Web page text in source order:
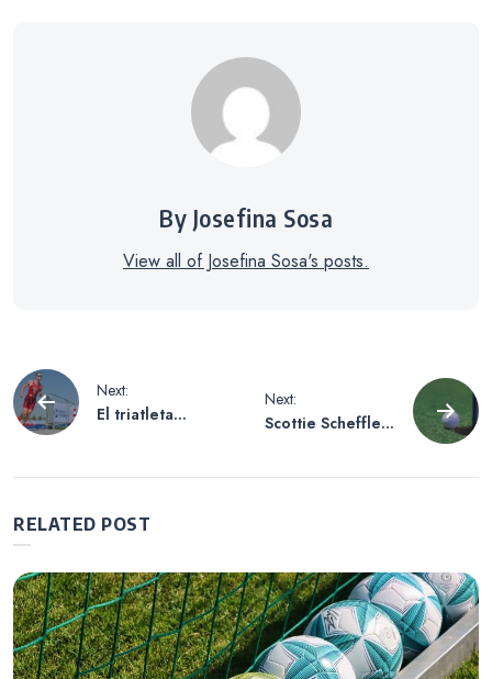
By Josefina Sosa
View all of Josefina Sosa's posts.
Navegación
de
entradas
Next:
El triatleta
después de
Next:
Scottie Scheffler
el PGA
Championship
RELATED POST